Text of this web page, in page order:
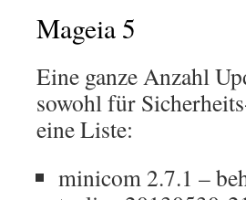
Mageia 5
Eine ganze Anzahl
sowohl für
eine Liste:
minicom 2.7.1 –